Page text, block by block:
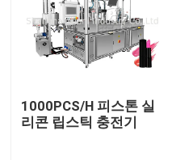
집
제품
1000PCS/H 피스톤 실
리콘 립스틱 충전기